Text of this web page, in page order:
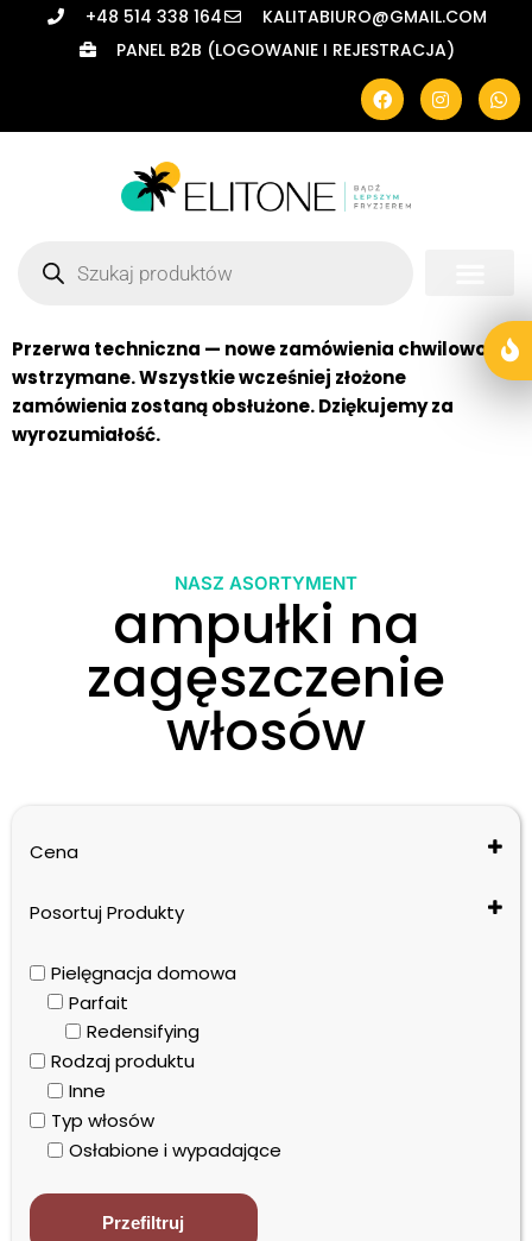
+48 514 338 164
KALITABIURO@GMAIL.COM
PANEL B2B (LOGOWANIE I REJESTRACJA)
Przerwa techniczna — nowe zamówienia chwilowo
wstrzymane. Wszystkie wcześniej złożone
zamówienia zostaną obsłużone. Dziękujemy za
wyrozumiałość.
NASZ ASORTYMENT
ampułki na
zagęszczenie
włosów
Cena
Posortuj Produkty
Cena: od najwyższej do najniższej
Nazwa: od A do Z
Nazwa: od Z do A
Pielęgnacja domowa
Parfait
Redensifying
Rodzaj produktu
Inne
Typ włosów
Osłabione i wypadające
Przefiltruj